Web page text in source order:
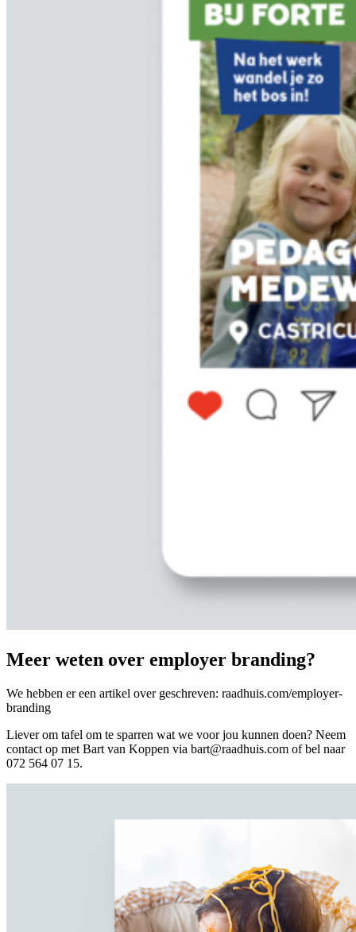
Meer weten over employer branding?
We hebben er een artikel over geschreven: raadhuis.com/employer-
branding
Liever om tafel om te sparren wat we voor jou kunnen doen? Neem
contact op met Bart van Koppen via bart@raadhuis.com of bel naar
072 564 07 15.